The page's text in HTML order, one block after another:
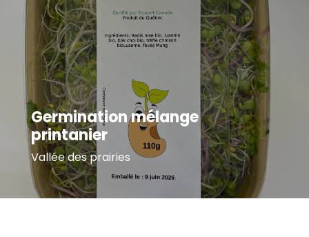
Germination mélange
printanier
Vallée des prairies